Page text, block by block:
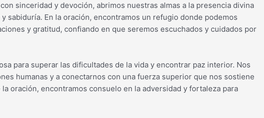
sinceridad y devoción, abrimos nuestras almas a la presencia divina
sabiduría. En la oración, encontramos un refugio donde podemos
y gratitud, confiando en que seremos escuchados y cuidados por
para superar las dificultades de la vida y encontrar paz interior. Nos
humanas y a conectarnos con una fuerza superior que nos sostiene
oración, encontramos consuelo en la adversidad y fortaleza para